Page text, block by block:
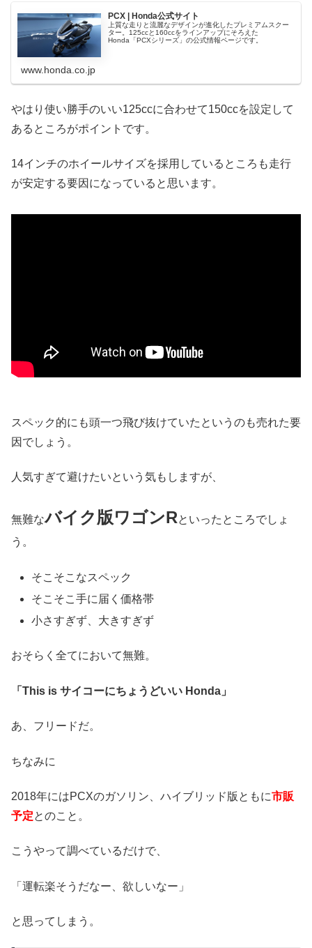
PCX | Honda公式サイト
上質な走りと流麗なデザインが進化したプレミアムスクー
ター。125ccと160ccをラインアップにそろえた
Honda「PCXシリーズ」の公式情報ページです。
www.honda.co.jp
やはり使い勝手のいい125ccに合わせて150ccを設定して
あるところがポイントです。
14インチのホイールサイズを採用しているところも走行
が安定する要因になっていると思います。
スペック的にも頭一つ飛び抜けていたというのも売れた要
因でしょう。
人気すぎて避けたいという気もしますが、
無難なバイク版ワゴンRといったところでしょ
う。
そこそこなスペック
そこそこ手に届く価格帯
小さすぎず、大きすぎず
おそらく全てにおいて無難。
「This is サイコーにちょうどいい Honda」
あ、フリードだ。
ちなみに
2018年にはPCXのガソリン、ハイブリッド版ともに市販
予定とのこと。
こうやって調べているだけで、
「運転楽そうだなー、欲しいなー」
と思ってしまう。